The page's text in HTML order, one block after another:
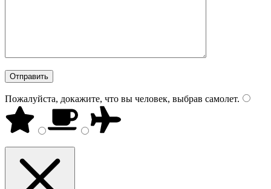
Пожалуйста, докажите, что вы человек, выбрав самолет.